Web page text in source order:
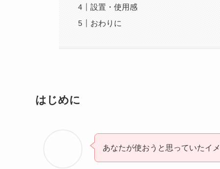
設置・使用感
おわりに
はじめに
あなたが使おうと思っていたイ